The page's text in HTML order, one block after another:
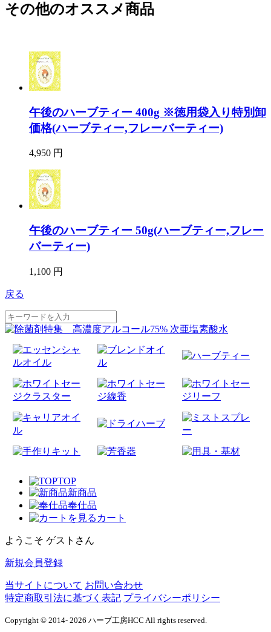
その他のオススメ商品
午後のハーブティー 400g ※徳用袋入り特別卸
価格(ハーブティー,フレーバーティー)
4,950 円
午後のハーブティー 50g(ハーブティー,フレー
バーティー)
1,100 円
戻る
TOP
新商品
奉仕品
カート
ようこそ ゲストさん
新規会員登録
当サイトについて お問い合わせ
特定商取引法に基づく表記 プライバシーポリシー
Copyright © 2014- 2026 ハーブ工房HCC All rights reserved.